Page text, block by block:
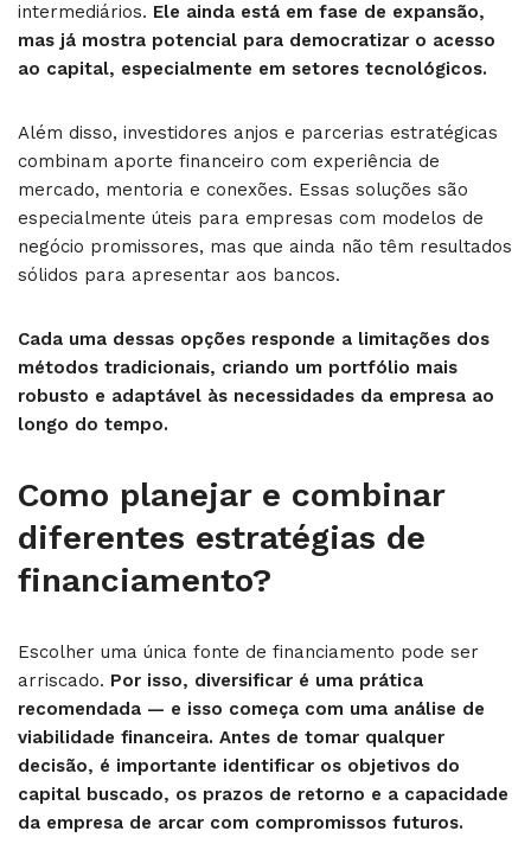
intermediários. Ele ainda está em fase de expansão,
mas já mostra potencial para democratizar o acesso
ao capital, especialmente em setores tecnológicos.
Além disso, investidores anjos e parcerias estratégicas
combinam aporte financeiro com experiência de
mercado, mentoria e conexões. Essas soluções são
especialmente úteis para empresas com modelos de
negócio promissores, mas que ainda não têm resultados
sólidos para apresentar aos bancos.
Cada uma dessas opções responde a limitações dos
métodos tradicionais, criando um portfólio mais
robusto e adaptável às necessidades da empresa ao
longo do tempo.
Como planejar e combinar
diferentes estratégias de
financiamento?
Escolher uma única fonte de financiamento pode ser
arriscado. Por isso, diversificar é uma prática
recomendada — e isso começa com uma análise de
viabilidade financeira. Antes de tomar qualquer
decisão, é importante identificar os objetivos do
capital buscado, os prazos de retorno e a capacidade
da empresa de arcar com compromissos futuros.